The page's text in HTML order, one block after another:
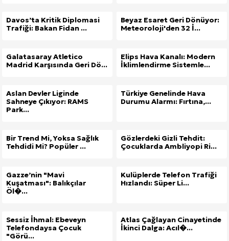
Davos’ta Kritik Diplomasi
Trafiği: Bakan Fidan ...
Beyaz Esaret Geri Dönüyor:
Meteoroloji'den 32 İ...
Galatasaray Atletico
Madrid Karşısında Geri Dö...
Elips Hava Kanalı: Modern
İklimlendirme Sistemle...
Aslan Devler Liginde
Sahneye Çıkıyor: RAMS
Park...
Türkiye Genelinde Hava
Durumu Alarmı: Fırtına,...
Bir Trend Mi, Yoksa Sağlık
Tehdidi Mi? Popüler ...
Gözlerdeki Gizli Tehdit:
Çocuklarda Ambliyopi Ri...
Gazze’nin "Mavi
Kuşatması": Balıkçılar
Öl�...
Kulüplerde Telefon Trafiği
Hızlandı: Süper Li...
Sessiz İhmal: Ebeveyn
Telefondaysa Çocuk
"Görü...
Atlas Çağlayan Cinayetinde
İkinci Dalga: Acıl�...